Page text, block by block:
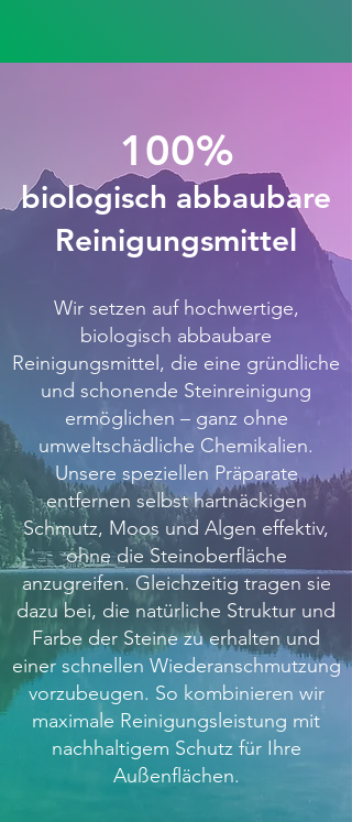
100%
biologisch abbaubare
Reinigungsmittel
Wir setzen auf hochwertige,
biologisch abbaubare
Reinigungsmittel, die eine gründliche
und schonende Steinreinigung
ermöglichen – ganz ohne
umweltschädliche Chemikalien.
Unsere speziellen Präparate
entfernen selbst hartnäckigen
Schmutz, Moos und Algen effektiv,
ohne die Steinoberfläche
anzugreifen. Gleichzeitig tragen sie
dazu bei, die natürliche Struktur und
Farbe der Steine zu erhalten und
einer schnellen Wiederanschmutzung
vorzubeugen. So kombinieren wir
maximale Reinigungsleistung mit
nachhaltigem Schutz für Ihre
Außenflächen.